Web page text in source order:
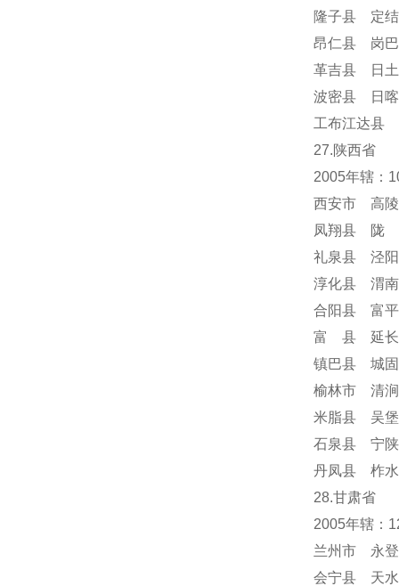
隆子县 定
昂仁县 岗
革吉县 日
波密县 日
工布江达县
27.陕西省
2005年辖：
西安市 高
凤翔县 陇
礼泉县 泾
淳化县 渭
合阳县 富
富 县 延长
镇巴县 城
榆林市 清
米脂县 吴
石泉县 宁
丹凤县 柞
28.甘肃省
2005年辖：
兰州市 永
会宁县 天